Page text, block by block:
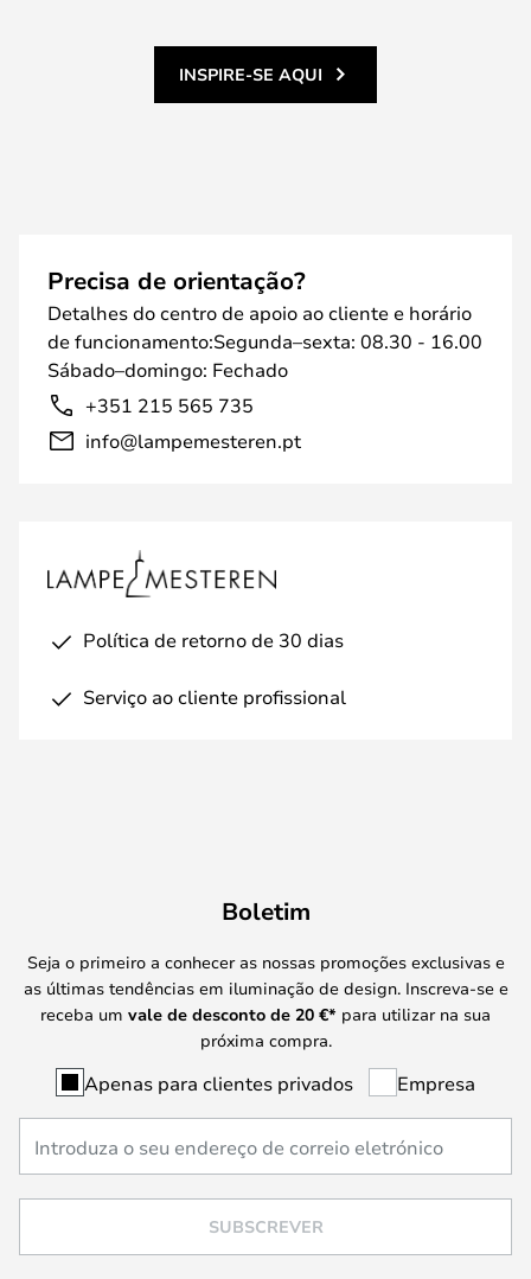
INSPIRE-SE AQUI
Precisa de orientação?
Detalhes do centro de apoio ao cliente e horário
de funcionamento:Segunda–sexta: 08.30 - 16.00
Sábado–domingo: Fechado
+351 215 565 735
info@lampemesteren.pt
Política de retorno de 30 dias
Serviço ao cliente profissional
Boletim
Seja o primeiro a conhecer as nossas promoções exclusivas e
as últimas tendências em iluminação de design. Inscreva-se e
receba um vale de desconto de 20 €* para utilizar na sua
próxima compra.
Apenas para clientes privados Empresa
SUBSCREVER